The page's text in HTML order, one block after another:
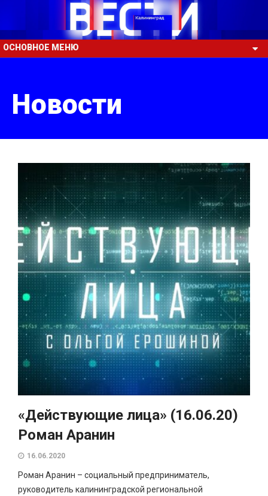
ОСНОВНОЕ МЕНЮ
Новости
«Действующие лица» (16.06.20)
Роман Аранин
16.06.2020
Роман Аранин – социальный предприниматель,
руководитель калининградской региональной